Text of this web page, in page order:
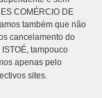
COMÉRCIO DE
também que não
cancelamento do
tampouco
apenas pelo
sites.